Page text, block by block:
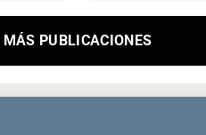
MÁS PUBLICACIONES